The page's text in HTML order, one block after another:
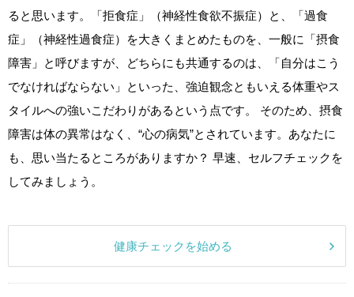
ると思います。「拒食症」（神経性食欲不振症）と、「過食
症」（神経性過食症）を大きくまとめたものを、一般に「摂食
障害」と呼びますが、どちらにも共通するのは、「自分はこう
でなければならない」といった、強迫観念ともいえる体重やス
タイルへの強いこだわりがあるという点です。 そのため、摂食
障害は体の異常はなく、“心の病気”とされています。あなたに
も、思い当たるところがありますか？ 早速、セルフチェックを
してみましょう。
健康チェックを始める